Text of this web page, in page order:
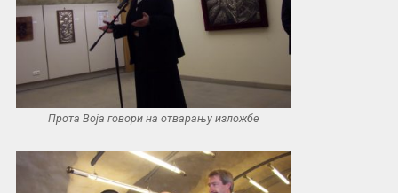
Прота Воја говори на отварању изложбе